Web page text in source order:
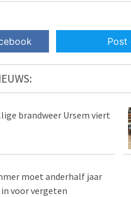
Post
brandweer Ursem viert
moet anderhalf jaar
in voor vergeten